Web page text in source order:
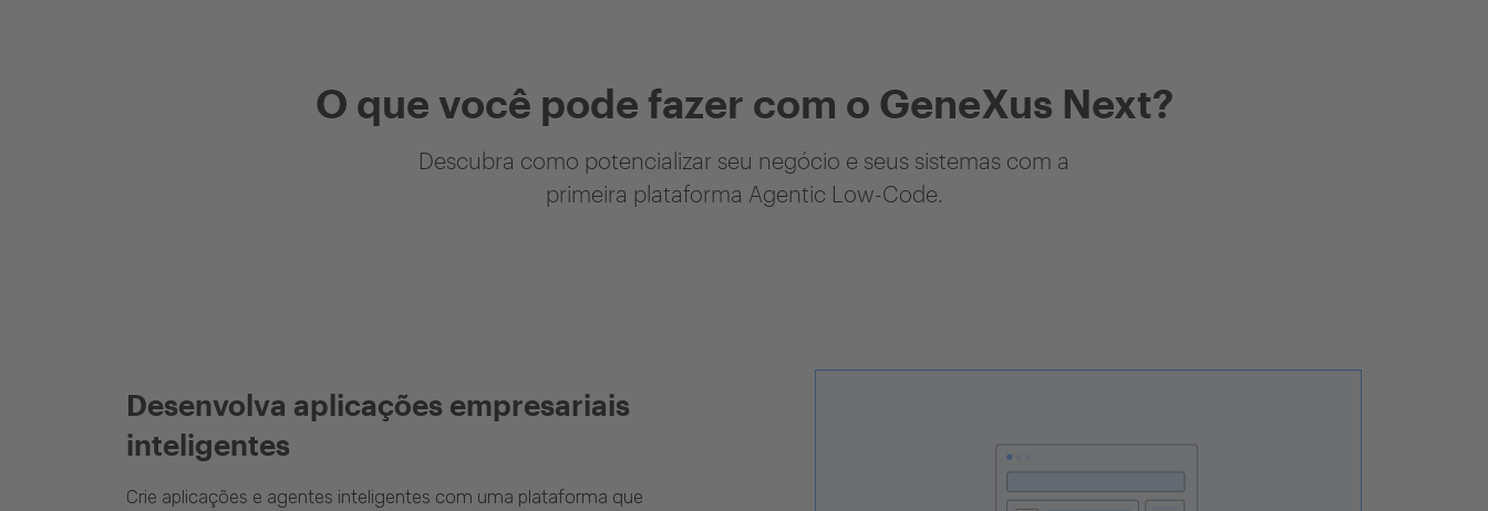
O que você pode fazer com o GeneXus Next?
Descubra como potencializar seu negócio e seus sistemas com a
primeira plataforma Agentic Low-Code.
Desenvolva aplicações empresariais
inteligentes
Crie aplicações e agentes inteligentes com uma plataforma que